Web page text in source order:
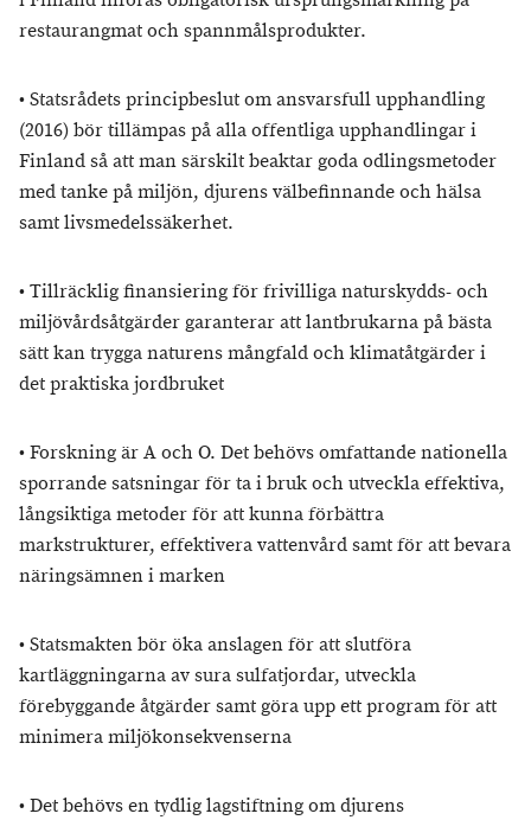
restaurangmat och spannmålsprodukter.
•Statsrådets principbeslut om ansvarsfull upphandling
(2016) bör tillämpas på alla offentliga upphandlingar i
Finland så att man särskilt beaktar goda odlingsmetoder
med tanke på miljön, djurens välbefinnande och hälsa
samt livsmedelssäkerhet.
•Tillräcklig finansiering för frivilliga naturskydds- och
miljövårdsåtgärder garanterar att lantbrukarna på bästa
sätt kan trygga naturens mångfald och klimatåtgärder i
det praktiska jordbruket
•Forskning är A och O. Det behövs omfattande nationella
sporrande satsningar för ta i bruk och utveckla effektiva,
långsiktiga metoder för att kunna förbättra
markstrukturer, effektivera vattenvård samt för att bevara
näringsämnen i marken
•Statsmakten bör öka anslagen för att slutföra
kartläggningarna av sura sulfatjordar, utveckla
förebyggande åtgärder samt göra upp ett program för att
minimera miljökonsekvenserna
•Det behövs en tydlig lagstiftning om djurens